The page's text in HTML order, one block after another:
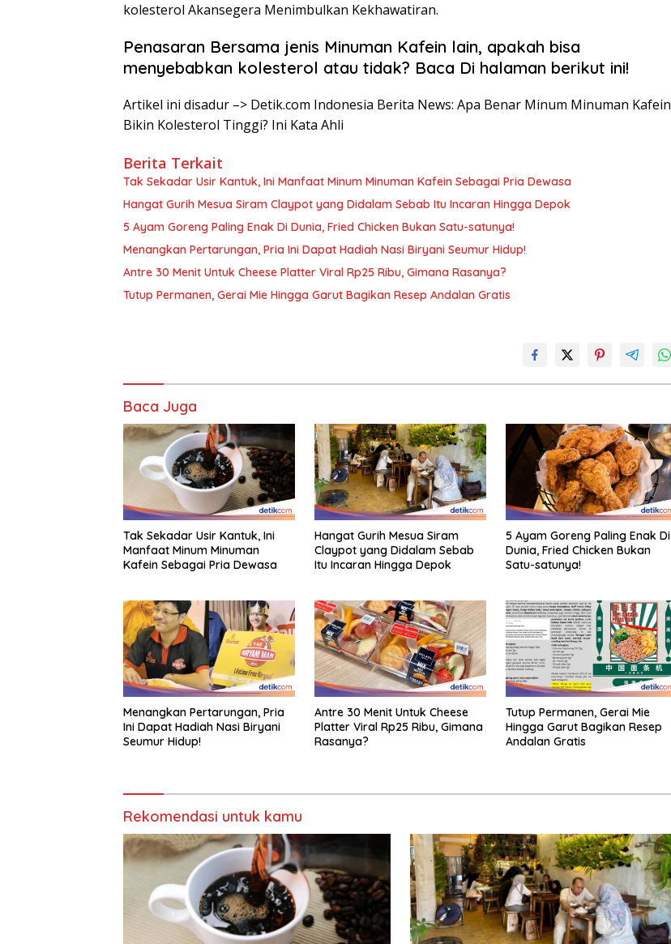
kolesterol Akansegera Menimbulkan Kekhawatiran.
Penasaran Bersama jenis Minuman Kafein lain, apakah bisa
menyebabkan kolesterol atau tidak? Baca Di halaman berikut ini!
Artikel ini disadur –> Detik.com Indonesia Berita News: Apa Benar Minum Minuman Kafein
Bikin Kolesterol Tinggi? Ini Kata Ahli
Berita Terkait
Tak Sekadar Usir Kantuk, Ini Manfaat Minum Minuman Kafein Sebagai Pria Dewasa
Hangat Gurih Mesua Siram Claypot yang Didalam Sebab Itu Incaran Hingga Depok
5 Ayam Goreng Paling Enak Di Dunia, Fried Chicken Bukan Satu-satunya!
Menangkan Pertarungan, Pria Ini Dapat Hadiah Nasi Biryani Seumur Hidup!
Antre 30 Menit Untuk Cheese Platter Viral Rp25 Ribu, Gimana Rasanya?
Tutup Permanen, Gerai Mie Hingga Garut Bagikan Resep Andalan Gratis
Baca Juga
Tak Sekadar Usir Kantuk, Ini
Manfaat Minum Minuman
Kafein Sebagai Pria Dewasa
Hangat Gurih Mesua Siram
Claypot yang Didalam Sebab
Itu Incaran Hingga Depok
5 Ayam Goreng Paling Enak Di
Dunia, Fried Chicken Bukan
Satu-satunya!
Menangkan Pertarungan, Pria
Ini Dapat Hadiah Nasi Biryani
Seumur Hidup!
Antre 30 Menit Untuk Cheese
Platter Viral Rp25 Ribu, Gimana
Rasanya?
Tutup Permanen, Gerai Mie
Hingga Garut Bagikan Resep
Andalan Gratis
Rekomendasi untuk kamu